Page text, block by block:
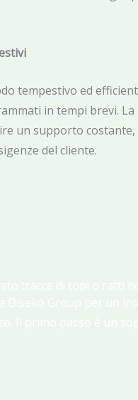
tempestivo ed
in tempi brevi. La
un supporto
del cliente.